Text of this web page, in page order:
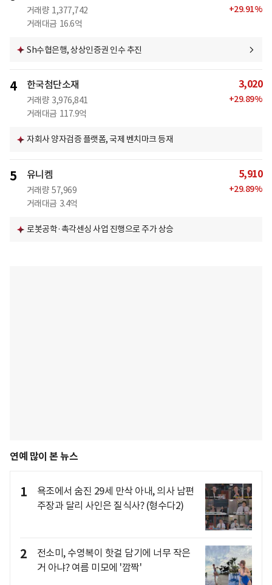
거래량 1,377,742
거래대금 16.6억
+29.91%
Sh수협은행, 상상인증권 인수 추진
4 한국첨단소재
거래량 3,976,841
거래대금 117.9억
3,020
+29.89%
자회사 양자검증 플랫폼, 국제 벤치마크 등재
5 유니켐
거래량 57,969
거래대금 3.4억
5,910
+29.89%
로봇공학·촉각센싱 사업 진행으로 주가 상승
연예 많이 본 뉴스
1
욕조에서 숨진 29세 만삭 아내, 의사 남편
주장과 달리 사인은 질식사? (형수다2)
2
전소미, 수영복이 핫걸 담기에 너무 작은
거 아냐? 여름 미모에 '깜짝'